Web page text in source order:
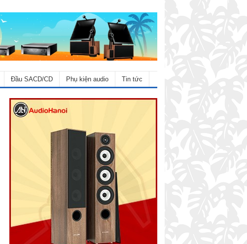
Đầu SACD/CD Phụ kiện audio Tin tức